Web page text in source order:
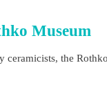
Museum
the